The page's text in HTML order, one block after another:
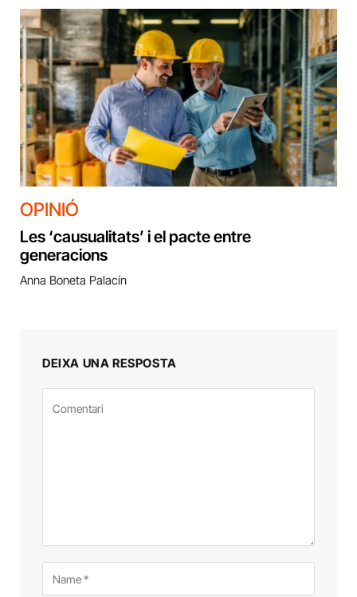
OPINIÓ
Les ‘causualitats’ i el pacte entre
generacions
Anna Boneta Palacín
DEIXA UNA RESPOSTA